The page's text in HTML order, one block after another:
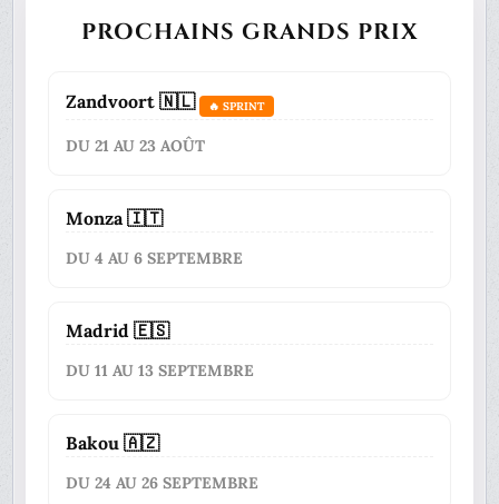
PROCHAINS GRANDS PRIX
Zandvoort 🇳🇱 🔥 SPRINT
DU 21 AU 23 AOÛT
Monza 🇮🇹
DU 4 AU 6 SEPTEMBRE
Madrid 🇪🇸
DU 11 AU 13 SEPTEMBRE
Bakou 🇦🇿
DU 24 AU 26 SEPTEMBRE